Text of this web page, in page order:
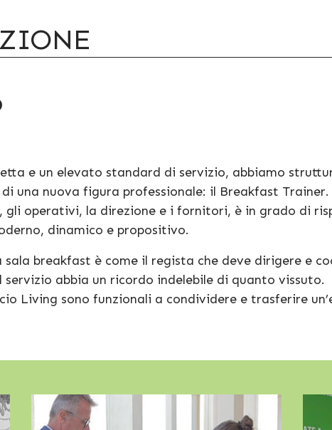
e un elevato standard di servizio, abbiamo
una nuova figura professionale: il Breakfast Trainer.
operativi, la direzione e i fornitori, è in grado di
dinamico e propositivo.
sala breakfast è come il regista che deve dirigere e
abbia un ricordo indelebile di quanto vissuto.
Living sono funzionali a condividere e trasferire